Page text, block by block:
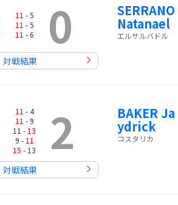
11 - 5
11 - 5
11 - 6 0
対戦結果
SERRANO
Natanael
エルサルバドル
11 - 4
11 - 9
11 - 13
9 - 11
15 - 13 2
対戦結果
BAKER Ja
ydrick
コスタリカ